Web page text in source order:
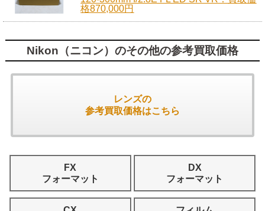
格870,000円
Nikon（ニコン）のその他の参考買取価格
レンズの
参考買取価格はこちら
FX
フォーマット
DX
フォーマット